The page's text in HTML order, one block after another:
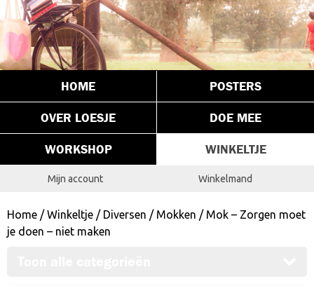
HOME POSTERS
OVER LOESJE DOE MEE
WORKSHOP WINKELTJE
Mijn account Winkelmand
Home /Winkeltje / Diversen / Mokken / Mok – Zorgen moet
je doen – niet maken